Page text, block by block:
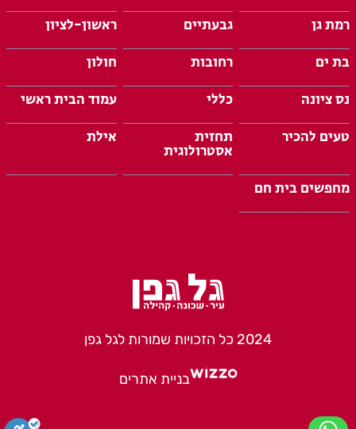
רמת גן
גבעתיים
ראשון-לציון
בת ים
רחובות
חולון
נס ציונה
כללי
עמוד הבית ראשי
טעים להכיר
תחזית
אסטרולוגית
אילת
מחפשים בית חם
2024 כל הזכויות שמורות לגל גפן
בניית אתרים